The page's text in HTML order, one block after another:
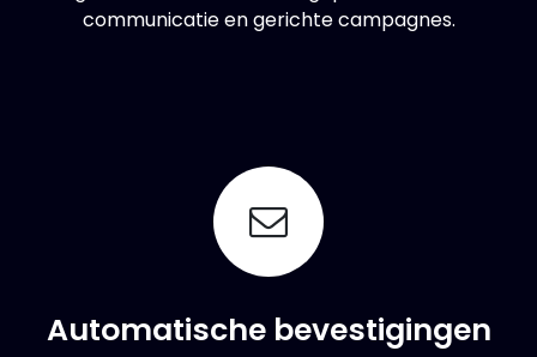
communicatie en gerichte campagnes.
Automatische bevestigingen